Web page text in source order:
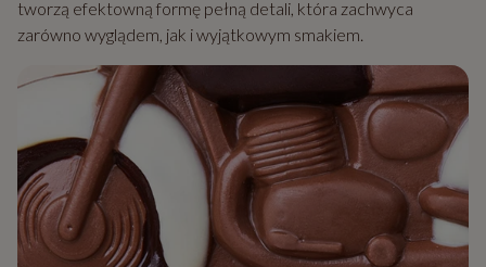
tworzą efektowną formę pełną detali, która zachwyca
zarówno wyglądem, jak i wyjątkowym smakiem.